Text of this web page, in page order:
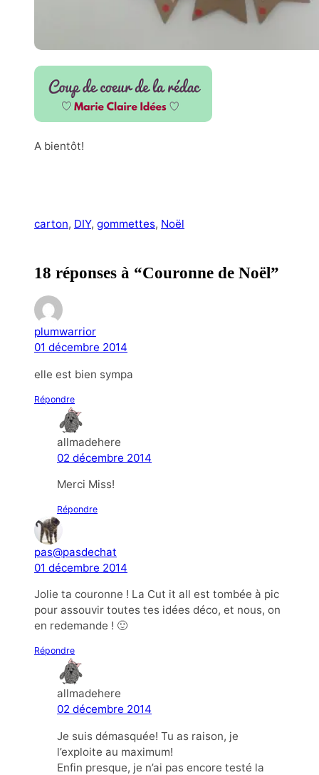
A bientôt!
carton, DIY, gommettes, Noël
18 réponses à “Couronne de Noël”
plumwarrior
01 décembre 2014
elle est bien sympa
Répondre
allmadehere
02 décembre 2014
Merci Miss!
Répondre
pas@pasdechat
01 décembre 2014
Jolie ta couronne ! La Cut it all est tombée à pic
pour assouvir toutes tes idées déco, et nous, on
en redemande ! 🙂
Répondre
allmadehere
02 décembre 2014
Je suis démasquée! Tu as raison, je
l’exploite au maximum!
Enfin presque, je n’ai pas encore testé la